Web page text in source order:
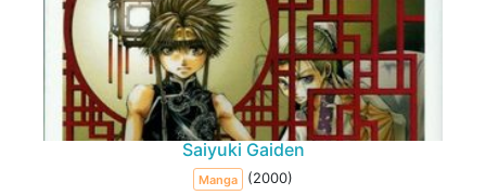
Saiyuki Gaiden
Manga (2000)